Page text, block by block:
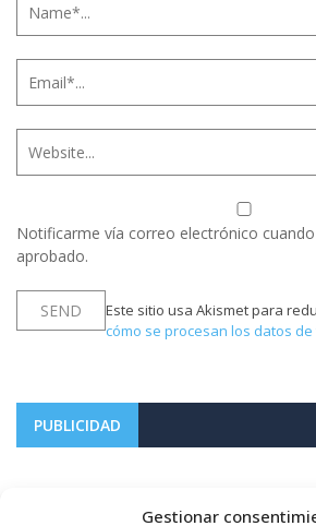
Gestionar
Notificarme vía correo electrónico
aprobado.
Este sitio usa Akismet para
cómo se procesan los datos
PUBLICIDAD